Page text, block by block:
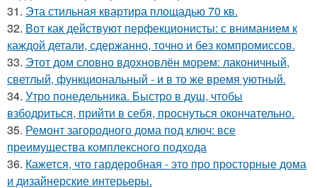
31. Эта стильная квартира площадью 70 кв.
32. Вот как действуют перфекционисты: с вниманием к
каждой детали, сдержанно, точно и без компромиссов.
33. Этот дом словно вдохновлён морем: лаконичный,
светлый, функциональный - и в то же время уютный.
34. Утро понедельника. Быстро в душ, чтобы
взбодриться, прийти в себя, проснуться окончательно.
35. Ремонт загородного дома под ключ: все
преимущества комплексного подхода
36. Кажется, что гардеробная - это про просторные дома
и дизайнерские интерьеры.